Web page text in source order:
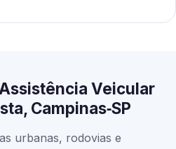
Veicular
Campinas‑SP
urbanas, rodovias e